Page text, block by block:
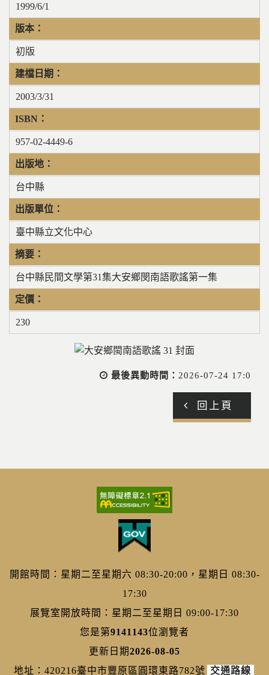
1999/6/1
版本：
初版
建檔日期：
2003/3/31
ISBN：
957-02-4449-6
出版地：
台中縣
出版單位：
臺中縣立文化中心
摘要：
台中縣民間文學第31集大安鄉閔南語歌謠第一集
定價：
230
最後異動時間： 2026-07-24 17:0
回上頁
開館時間：星期二至星期六 08:30-20:00，星期日 08:30-
17:30
展覽室開放時間：星期二至星期日 09:00-17:30
您是第9141143位瀏覽者
更新日期2026-08-05
地址：420216臺中市豐原區圓環東路782號 交通路線